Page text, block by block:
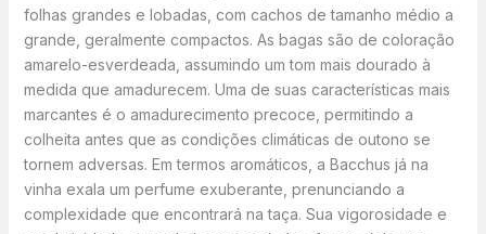
folhas grandes e lobadas, com cachos de tamanho médio a
grande, geralmente compactos. As bagas são de coloração
amarelo-esverdeada, assumindo um tom mais dourado à
medida que amadurecem. Uma de suas características mais
marcantes é o amadurecimento precoce, permitindo a
colheita antes que as condições climáticas de outono se
tornem adversas. Em termos aromáticos, a Bacchus já na
vinha exala um perfume exuberante, prenunciando a
complexidade que encontrará na taça. Sua vigorosidade e